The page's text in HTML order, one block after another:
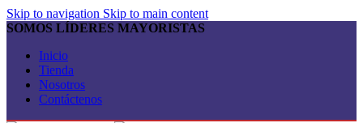
Skip to navigation Skip to main content
SOMOS LÍDERES MAYORISTAS
Inicio
Tienda
Nosotros
Contáctenos